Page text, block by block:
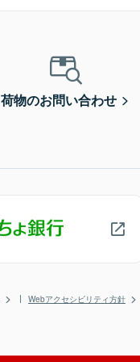
荷物のお問い合わせ
Webアクセシビリティ方針